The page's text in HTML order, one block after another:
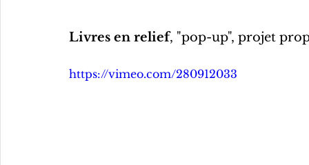
Livres en relief, "pop-up", projet
https://vimeo.com/280912033